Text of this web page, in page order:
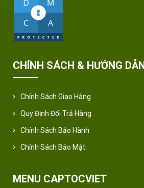
CHÍNH SÁCH & HƯỚNG DẪN
Chính Sách Giao Hàng
Quy Định Đổi Trả Hàng
Chính Sách Bảo Hành
Chính Sách Bảo Mật
MENU CAPTOCVIET